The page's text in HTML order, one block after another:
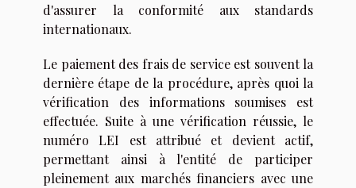
d'assurer la conformité aux standards
internationaux.
Le paiement des frais de service est souvent la
dernière étape de la procédure, après quoi la
vérification des informations soumises est
effectuée. Suite à une vérification réussie, le
numéro LEI est attribué et devient actif,
permettant ainsi à l'entité de participer
pleinement aux marchés financiers avec une